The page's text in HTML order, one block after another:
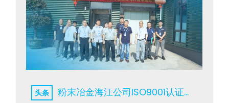
头条 粉末冶金海江公司ISO9001认证过程分享